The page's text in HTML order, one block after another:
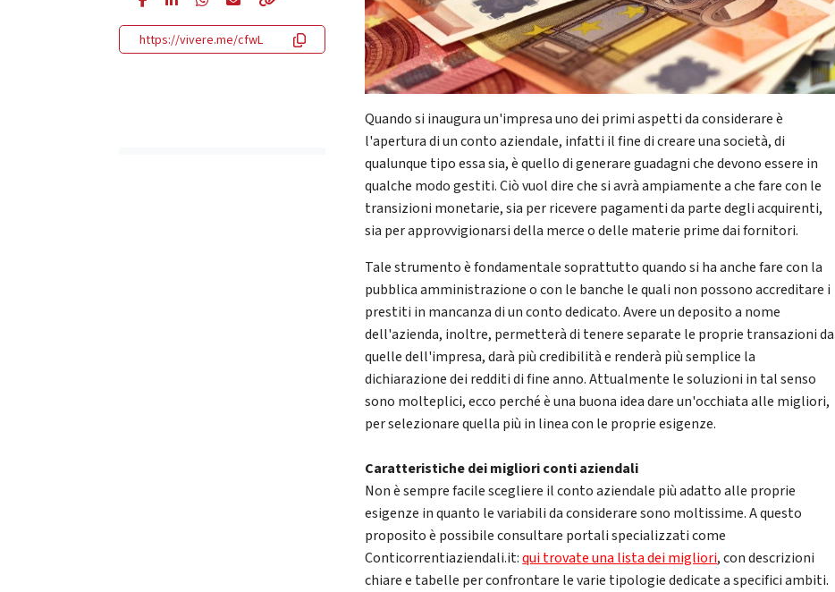
https://vivere.me/cfwL
Quando si inaugura un'impresa uno dei primi aspetti da considerare è
l'apertura di un conto aziendale, infatti il fine di creare una società, di
qualunque tipo essa sia, è quello di generare guadagni che devono essere in
qualche modo gestiti. Ciò vuol dire che si avrà ampiamente a che fare con le
transizioni monetarie, sia per ricevere pagamenti da parte degli acquirenti,
sia per approvvigionarsi della merce o delle materie prime dai fornitori.
Tale strumento è fondamentale soprattutto quando si ha anche fare con la
pubblica amministrazione o con le banche le quali non possono accreditare i
prestiti in mancanza di un conto dedicato. Avere un deposito a nome
dell'azienda, inoltre, permetterà di tenere separate le proprie transazioni da
quelle dell'impresa, darà più credibilità e renderà più semplice la
dichiarazione dei redditi di fine anno. Attualmente le soluzioni in tal senso
sono molteplici, ecco perché è una buona idea dare un'occhiata alle migliori,
per selezionare quella più in linea con le proprie esigenze.
Caratteristiche dei migliori conti aziendali
Non è sempre facile scegliere il conto aziendale più adatto alle proprie
esigenze in quanto le variabili da considerare sono moltissime. A questo
proposito è possibile consultare portali specializzati come
Conticorrentiaziendali.it:qui trovate una lista dei migliori, con descrizioni
chiare e tabelle per confrontare le varie tipologie dedicate a specifici ambiti.